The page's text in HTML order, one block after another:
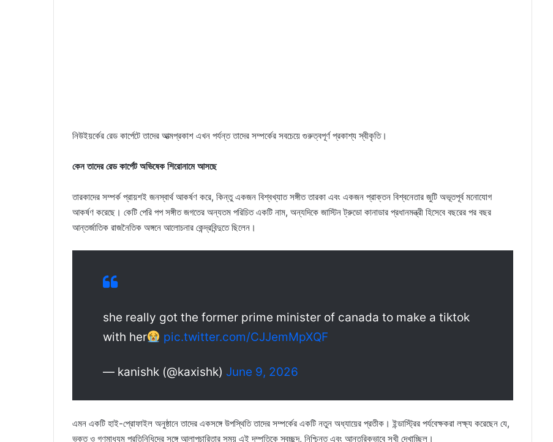
নিউইয়র্কের রেড কার্পেটে তাদের আত্মপ্রকাশ এখন পর্যন্ত তাদের সম্পর্কের সবচেয়ে গুরুত্বপূর্ণ প্রকাশ্য স্বীকৃতি।
কেন তাদের রেড কার্পেট অভিষেক শিরোনামে আসছে
তারকাদের সম্পর্ক প্রায়শই জনস্বার্থ আকর্ষণ করে, কিন্তু একজন বিশ্বখ্যাত সঙ্গীত তারকা এবং একজন প্রাক্তন বিশ্বনেতার জুটি অভূতপূর্ব মনোযোগ
আকর্ষণ করেছে। কেটি পেরি পপ সঙ্গীত জগতের অন্যতম পরিচিত একটি নাম, অন্যদিকে জাস্টিন ট্রুডো কানাডার প্রধানমন্ত্রী হিসেবে বছরের পর বছর
আন্তর্জাতিক রাজনৈতিক অঙ্গনে আলোচনার কেন্দ্রবিন্দুতে ছিলেন।
she really got the former prime minister of canada to make a tiktok
with her
pic.twitter.com/CJJemMpXQF
— kanishk (@kaxishk) June 9, 2026
এমন একটি হাই-প্রোফাইল অনুষ্ঠানে তাদের একসঙ্গে উপস্থিতি তাদের সম্পর্কের একটি নতুন অধ্যায়ের প্রতীক। ইন্ডাস্ট্রির পর্যবেক্ষকরা লক্ষ্য করেছেন যে,
ভক্ত ও গণমাধ্যম প্রতিনিধিদের সঙ্গে আলাপচারিতার সময় এই দম্পতিকে স্বচ্ছন্দ, নিশ্চিন্ত এবং আন্তরিকভাবে সুখী দেখাচ্ছিল।